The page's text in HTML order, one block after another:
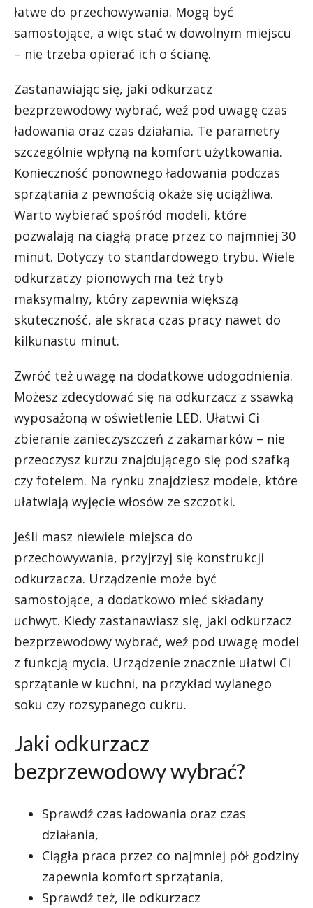
łatwe do przechowywania. Mogą być
samostojące, a więc stać w dowolnym miejscu
– nie trzeba opierać ich o ścianę.
Zastanawiając się, jaki odkurzacz
bezprzewodowy wybrać, weź pod uwagę czas
ładowania oraz czas działania. Te parametry
szczególnie wpłyną na komfort użytkowania.
Konieczność ponownego ładowania podczas
sprzątania z pewnością okaże się uciążliwa.
Warto wybierać spośród modeli, które
pozwalają na ciągłą pracę przez co najmniej 30
minut. Dotyczy to standardowego trybu. Wiele
odkurzaczy pionowych ma też tryb
maksymalny, który zapewnia większą
skuteczność, ale skraca czas pracy nawet do
kilkunastu minut.
Zwróć też uwagę na dodatkowe udogodnienia.
Możesz zdecydować się na odkurzacz z ssawką
wyposażoną w oświetlenie LED. Ułatwi Ci
zbieranie zanieczyszczeń z zakamarków – nie
przeoczysz kurzu znajdującego się pod szafką
czy fotelem. Na rynku znajdziesz modele, które
ułatwiają wyjęcie włosów ze szczotki.
Jeśli masz niewiele miejsca do
przechowywania, przyjrzyj się konstrukcji
odkurzacza. Urządzenie może być
samostojące, a dodatkowo mieć składany
uchwyt. Kiedy zastanawiasz się, jaki odkurzacz
bezprzewodowy wybrać, weź pod uwagę model
z funkcją mycia. Urządzenie znacznie ułatwi Ci
sprzątanie w kuchni, na przykład wylanego
soku czy rozsypanego cukru.
Jaki odkurzacz
bezprzewodowy wybrać?
Sprawdź czas ładowania oraz czas
działania,
Ciągła praca przez co najmniej pół godziny
zapewnia komfort sprzątania,
Sprawdź też, ile odkurzacz